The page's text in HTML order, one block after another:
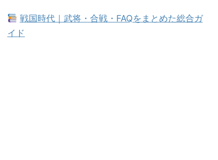
戦国時代｜武将・合戦・FAQをまとめた総合ガ
イド